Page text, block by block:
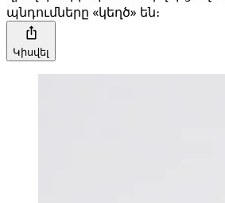
պնդումները «կեղծ» են։
Կիսվել